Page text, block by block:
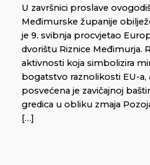
U završnici proslave
Međimurske županije
je 9. svibnja procvjetao
dvorištu Riznice Međimurja.
aktivnosti koja simbolizira
bogatstvo raznolikosti EU-
posvećena je zavičajnoj
gredica u obliku zmaja
[…]